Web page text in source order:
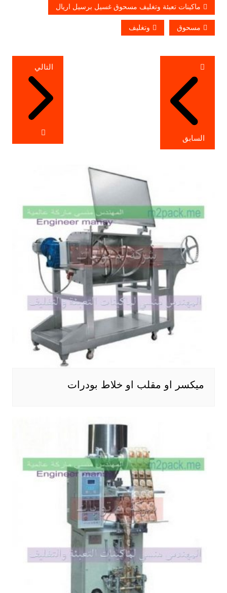
ماكينات تعبئة وتغليف مسحوق غسيل برسيل اريال
مسحوق وتغليف
تصفّح
المقالات
السابق
التالي
ميكسر او مقلب او خلاط بودرات